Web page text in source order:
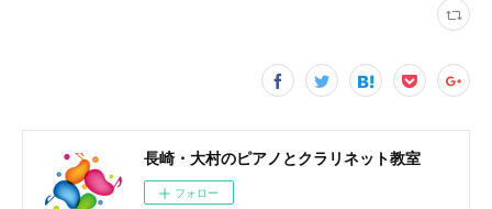
長崎・大村のピアノとクラリネット教室
フォロー